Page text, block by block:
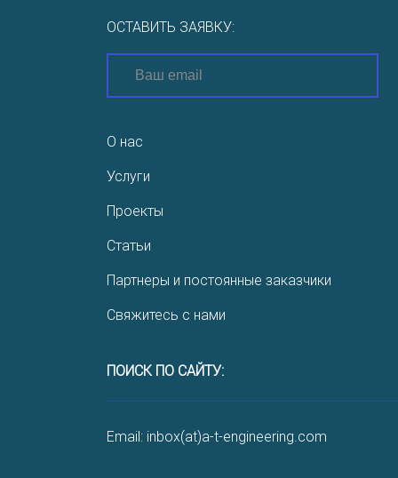
ОСТАВИТЬ ЗАЯВКУ:
О нас
Услуги
Проекты
Статьи
Партнеры и постоянные заказчики
Свяжитесь с нами
ПОИСК ПО САЙТУ:
Email: inbox(at)a-t-engineering.com